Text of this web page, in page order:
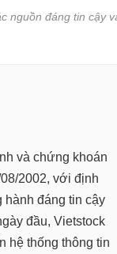
nguồn đáng tin cậy
và chứng khoán
2002, với định
đáng tin cậy
đầu, Vietstock
hệ thống thông tin